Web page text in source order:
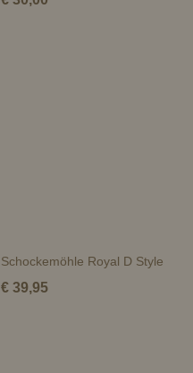
Schockemöhle Royal D Style
€ 39,95